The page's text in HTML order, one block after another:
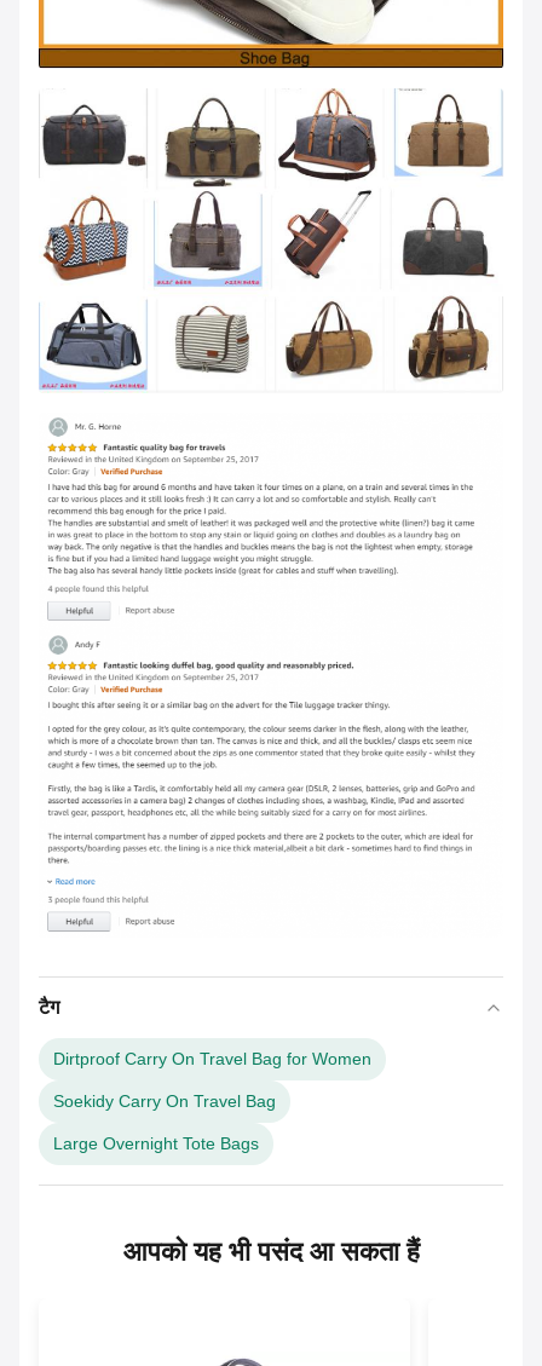
टैग
Dirtproof Carry On Travel Bag for Women
Soekidy Carry On Travel Bag
Large Overnight Tote Bags
आपको यह भी पसंद आ सकता हैं